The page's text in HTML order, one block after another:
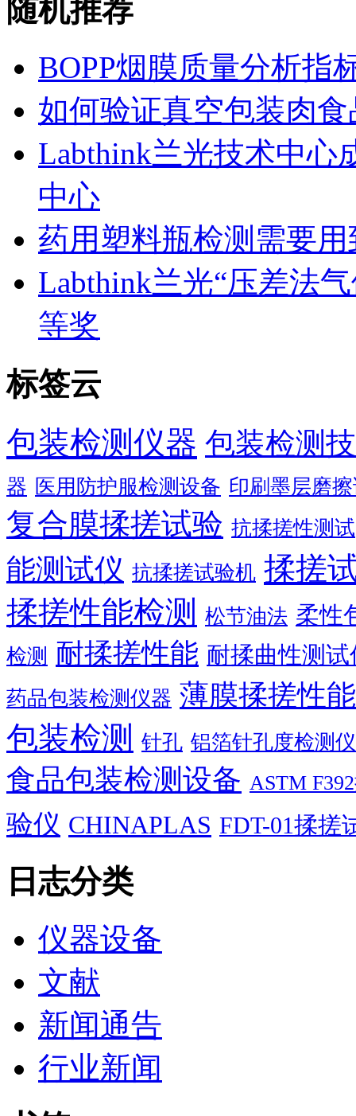
随机推荐
BOPP烟膜质量分析指
如何验证真空包装肉
Labthink兰光技术中
中心
药用塑料瓶检测需要
Labthink兰光“压差法
等奖
标签云
包装检测仪器 包装检测
器 医用防护服检测设备 印刷墨层磨
复合膜揉搓试验 抗揉搓性测试
能测试仪 抗揉搓试验机 揉搓
揉搓性能检测
松节油法 柔性
检测 耐揉搓性能 耐揉曲性测试
药品包装检测仪器 薄膜揉搓性
包装检测 针孔 铝箔针孔度检测
食品包装检测设备 ASTM
验仪 CHINAPLAS FDT-01揉搓
日志分类
仪器设备
文献
新闻通告
行业新闻